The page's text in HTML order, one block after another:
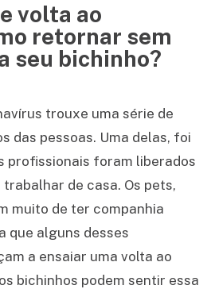
volta ao
retornar sem
seu bichinho?
trouxe uma série de
das pessoas. Uma delas, foi
profissionais foram liberados
de casa. Os pets,
muito de ter companhia
que alguns desses
a ensaiar uma volta ao
bichinhos podem sentir essa